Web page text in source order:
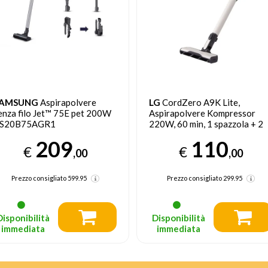
CordZero A9K Lite,
Kompressor
60 min, 1 spazzola + 2
€ 110,00
Prezzo consigliato299.95
immediata
BOSCHBCS1041PET Scopa
elettrica, Unlimited 10
ProAnimal, Rosso
€ 339,99
Prezzo precedente 435,53 (-21%)
Disponibilità
immediata